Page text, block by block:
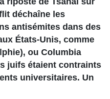
déchaîne les
antisémites dans des
États-Unis, comme
ou Columbia
juifs étaient contraints
universitaires. Un